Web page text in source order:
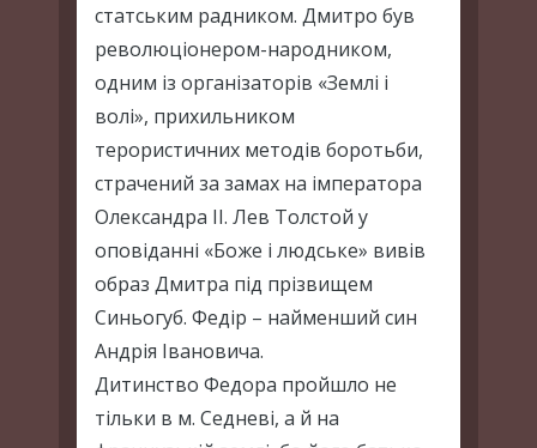
статським радником. Дмитро був
революціонером-народником,
одним із організаторів «Землі і
волі», прихильником
терористичних методів боротьби,
страчений за замах на імператора
Олександра ІІ. Лев Толстой у
оповіданні «Боже і людське» вивів
образ Дмитра під прізвищем
Синьогуб. Федір – найменший син
Андрія Івановича.
Дитинство Федора пройшло не
тільки в м. Седневі, а й на